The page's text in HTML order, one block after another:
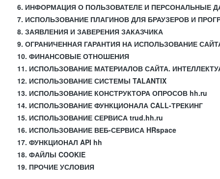
6. ИНФОРМАЦИЯ О ПОЛЬЗОВАТЕЛЕ И ПЕРСОНАЛЬНЫЕ
7. ИСПОЛЬЗОВАНИЕ ПЛАГИНОВ ДЛЯ БРАУЗЕРОВ И
8. ЗАЯВЛЕНИЯ И ЗАВЕРЕНИЯ ЗАКАЗЧИКА
9. ОГРАНИЧЕННАЯ ГАРАНТИЯ НА ИСПОЛЬЗОВАНИЕ
10. ФИНАНСОВЫЕ ОТНОШЕНИЯ
11. ИСПОЛЬЗОВАНИЕ МАТЕРИАЛОВ САЙТА.
12. ИСПОЛЬЗОВАНИЕ СИСТЕМЫ TALANTIX
13. ИСПОЛЬЗОВАНИЕ КОНСТРУКТОРА ОПРОСОВ hh.ru
14. ИСПОЛЬЗОВАНИЕ ФУНКЦИОНАЛА CALL-ТРЕКИНГ
15. ИСПОЛЬЗОВАНИЕ СЕРВИСА trud.hh.ru
16. ИСПОЛЬЗОВАНИЕ ВЕБ-СЕРВИСА HRspace
17. ФУНКЦИОНАЛ API hh
18. ФАЙЛЫ COOKIE
19. ПРОЧИЕ УСЛОВИЯ